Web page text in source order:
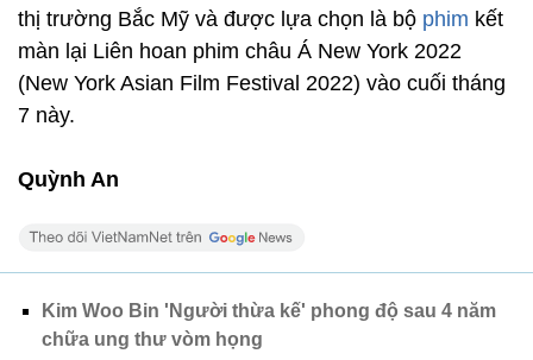
thị trường Bắc Mỹ và được lựa chọn là bộ phim kết
màn lại Liên hoan phim châu Á New York 2022
(New York Asian Film Festival 2022) vào cuối tháng
7 này.
Quỳnh An
Kim Woo Bin 'Người thừa kế' phong độ sau 4 năm
chữa ung thư vòm họng